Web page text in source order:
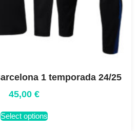
1 temporada 24/25
45,00 €
Select options